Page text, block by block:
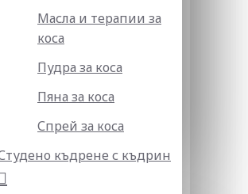
Масла и терапии за
коса
Пудра за коса
Пяна за коса
Спрей за коса
къдрене с къдрин